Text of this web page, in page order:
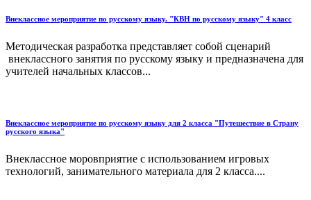
Внеклассное мероприятие по русскому языку. "КВН по русскому языку" 4 класс
Методическая разработка представляет собой сценарий
внеклассного занятия по русскому языку и предназначена для
учителей начальных классов...
Внеклассное мероприятие по русскому языку для 2 класса "Путешествие в Страну
русского языка"
Внеклассное моровприятие с использованием игровых
технологий, занимательного материала для 2 класса....